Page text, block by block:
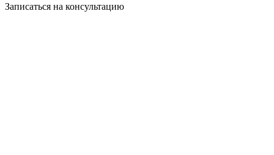
Записаться на консультацию